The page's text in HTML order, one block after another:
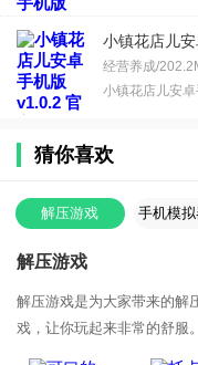
小镇花店儿
经营养成/
小镇花店儿安
猜你喜欢
解压游戏 手机模
解压游戏
解压游戏是为大家带来的解
戏，让你玩起来非常的舒服
种需求！解压游戏说明现在